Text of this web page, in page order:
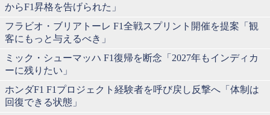
からF1昇格を告げられた」
フラビオ・ブリアトーレ F1全戦スプリント開催を提案「観
客にもっと与えるべき」
ミック・シューマッハ F1復帰を断念「2027年もインディカ
ーに残りたい」
ホンダF1 F1プロジェクト経験者を呼び戻し反撃へ「体制は
回復できる状態」